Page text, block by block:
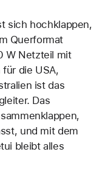
sich hochklappen,
Querformat
W Netzteil mit
die USA,
ist das
Das
und mit dem
bleibt alles